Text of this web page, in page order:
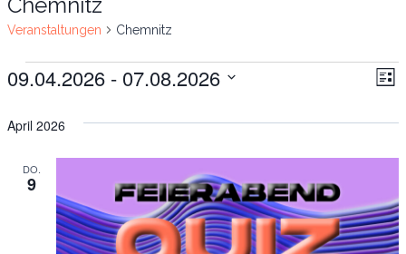
Veranstaltungen Chemnitz
Veranstaltungen
09.04.2026 - 07.08.2026
wählen.
April 2026
DO.
9